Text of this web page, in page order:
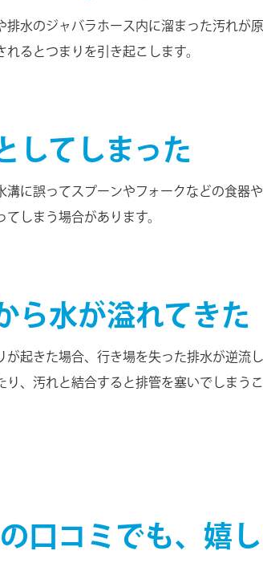
排水のジャバラホース内に溜まった汚れが
れるとつまりを引き起こします。
してしまった
溝に誤ってスプーンやフォークなどの食器
てしまう場合があります。
ら水が溢れてきた
が起きた場合、行き場を失った排水が逆流
り、汚れと結合すると排管を塞いでしまうこ
口コミでも、嬉